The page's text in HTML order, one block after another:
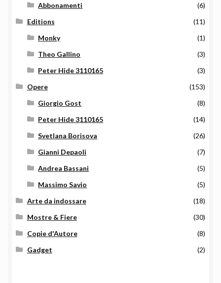
Abbonamenti
(6)
Editions
(11)
Monky
(1)
Theo Gallino
(3)
Peter Hide 3110165
(3)
Opere
(153)
Giorgio Gost
(8)
Peter Hide 3110165
(14)
Svetlana Borisova
(26)
Gianni Depaoli
(7)
Andrea Bassani
(5)
Massimo Savio
(5)
Arte da indossare
(18)
Mostre & Fiere
(30)
Copie d'Autore
(8)
Gadget
(2)